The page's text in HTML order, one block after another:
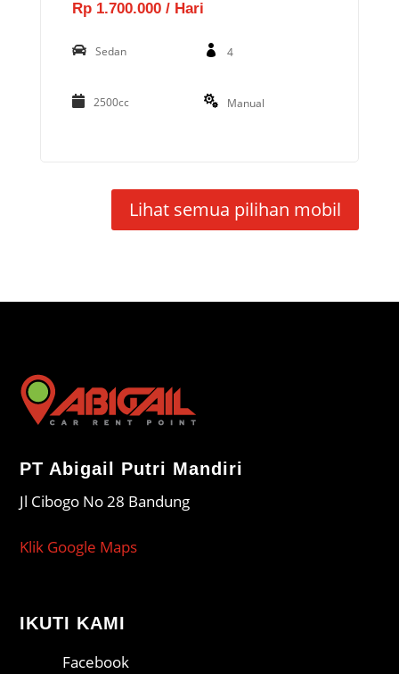
Rp 1.700.000 / Hari
Sedan 4
2500cc Manual
Lihat semua pilihan mobil
PT Abigail Putri Mandiri
Jl Cibogo No 28 Bandung
Klik Google Maps
IKUTI KAMI
Facebook